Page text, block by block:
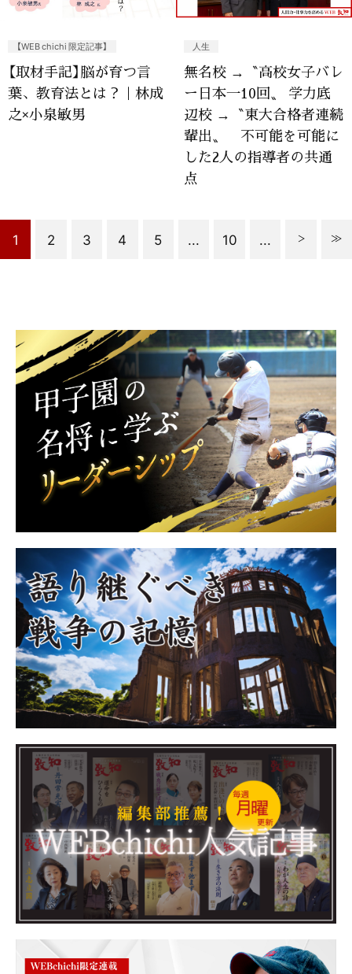
【WEB chichi 限定記事】
【取材手記】脳が育つ言
葉、教育法とは？｜林成
之×小泉敏男
人生
無名校 →〝高校女子バレ
ー日本一10回〟 学力底
辺校 →〝東大合格者連続
輩出〟 不可能を可能に
した2人の指導者の共通
点
1 2 3 4 5 ... 10 ...